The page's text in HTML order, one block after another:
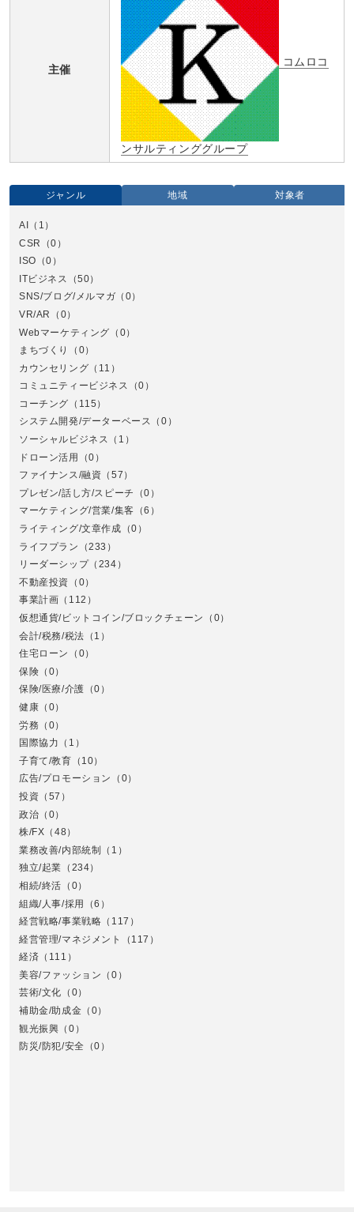
主催
コムロコ
ンサルティンググループ
ジャンル 地域 対象者
AI
（1）
CSR
（0）
ISO （0）
ITビジネス
（50）
SNS/ブログ/メルマガ （0）
VR/AR
（0）
Webマーケティング （0）
まちづくり
（0）
カウンセリング （11）
コミュニティービジネス
（0）
コーチング （115）
システム開発/データーベース （0）
ソーシャルビジネス （1）
ドローン活用
（0）
ファイナンス/融資 （57）
プレゼン/話し方/スピーチ
（0）
マーケティング/営業/集客 （6）
ライティング/文章作成 （0）
ライフプラン
（233）
リーダーシップ（234）
不動産投資 （0）
事業計画 （112）
仮想通貨/ビットコイン/ブロックチェーン
（0）
会計/税務/税法 （1）
住宅ローン
（0）
保険 （0）
保険/医療/介護 （0）
健康 （0）
労務 （0）
国際協力 （1）
子育て/教育 （10）
広告/プロモーション
（0）
投資 （57）
政治 （0）
株/FX （48）
業務改善/内部統制 （1）
独立/起業 （234）
相続/終活 （0）
組織/人事/採用
（6）
経営戦略/事業戦略 （117）
経営管理/マネジメント
（117）
経済 （111）
美容/ファッション （0）
芸術/文化 （0）
補助金/助成金 （0）
観光振興 （0）
防災/防犯/安全
（0）